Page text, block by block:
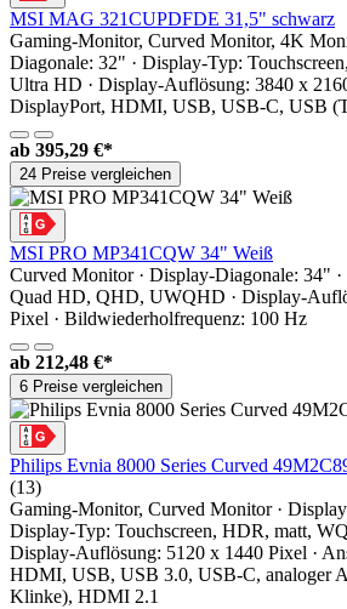
MSI MAG 321CUPDFDE 31,5" schwarz
Gaming-Monitor, Curved Monitor, 4K
Diagonale: 32" · Display-Typ:
Ultra HD · Display-Auflösung: 3840 x
DisplayPort, HDMI, USB, USB-C, USB
ab 395,29 €*
24 Preise vergleichen
MSI PRO MP341CQW 34" Weiß
Curved Monitor · Display-Diagonale: 34"
Quad HD, QHD, UWQHD · Display-
Pixel · Bildwiederholfrequenz: 100 Hz
ab 212,48 €*
6 Preise vergleichen
Philips Evnia 8000 Series Curved
(13)
Gaming-Monitor, Curved Monitor ·
Display-Typ: Touchscreen, HDR, matt,
Display-Auflösung: 5120 x 1440 Pixel ·
HDMI, USB, USB 3.0, USB-C, analoger
Klinke), HDMI 2.1